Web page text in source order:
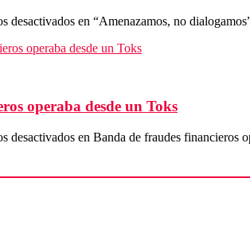
desactivados en “Amenazamos, no
operaba desde un Toks
desactivados en Banda de fraudes financieros